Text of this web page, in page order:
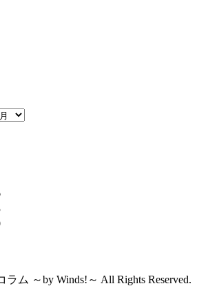
ム ～by Winds!～ All Rights Reserved.